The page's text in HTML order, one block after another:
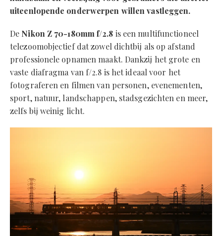
uiteenlopende onderwerpen willen vastleggen.
De Nikon Z 70-180mm f/2.8 is een multifunctioneel
telezoomobjectief dat zowel dichtbij als op afstand
professionele opnamen maakt. Dankzij het grote en
vaste diafragma van f/2.8 is het ideaal voor het
fotograferen en filmen van personen, evenementen,
sport, natuur, landschappen, stadsgezichten en meer,
zelfs bij weinig licht.